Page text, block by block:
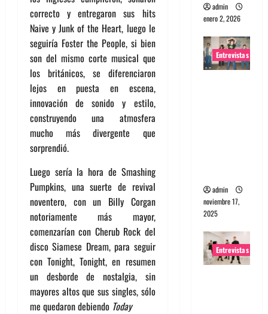
correcto y entregaron sus hits
Naive y Junk of the Heart, luego le
seguiría Foster the People, si bien
son del mismo corte musical que
los británicos, se diferenciaron
lejos en puesta en escena,
innovación de sonido y estilo,
construyendo una atmosfera
mucho más divergente que
sorprendió.
Luego sería la hora de Smashing
Pumpkins, una suerte de revival
noventero, con un Billy Corgan
notoriamente más mayor,
comenzarían con Cherub Rock del
disco Siamese Dream, para seguir
con Tonight, Tonight, en resumen
un desborde de nostalgia, sin
mayores altos que sus singles, sólo
me quedaron debiendo Today
admin
enero 2, 2026
Entrevistas
admin
noviembre 17,
2025
Entrevistas